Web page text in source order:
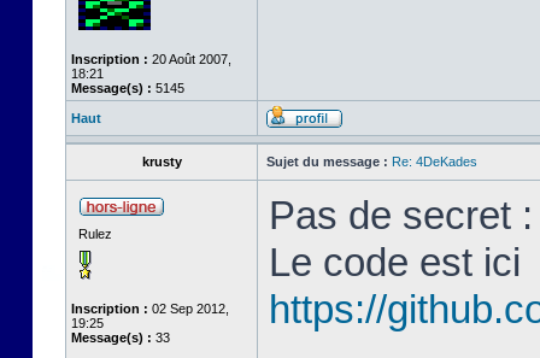
Inscription : 20 Août 2007,
18:21
Message(s) : 5145
Haut
krusty Sujet du message : Re: 4DeKades
Rulez
Inscription : 02 Sep 2012,
19:25
Message(s) : 33
Pas de secret
Le code est ici
https://